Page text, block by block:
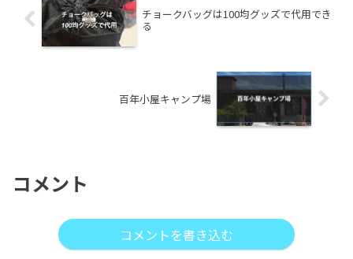
チョークバッグは100均グッズで代用でき
る
百年小屋キャンプ場
コメント
コメントを書き込む